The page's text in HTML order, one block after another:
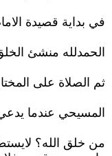
في بداية قصيدة
الحمدلله منشئ
ثم الصلاة على
المسيحي عندما
من خلق الله؟